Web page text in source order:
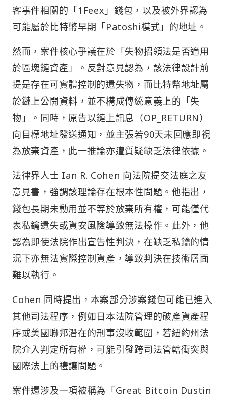
客事件相關的「1Feex」錢包，以及被外界認為
可能屬於比特幣早期「Patoshi模式」的地址。
然而，案件核心爭議在於「失物招領法是否適用
於區塊鏈資產」。反對意見認為，該法律設計前
提是存在可實體控制的遺失物，而比特幣地址屬
於鏈上公開資料，並不構成傳統意義上的「失
物」。同時，原告以鏈上訊息（OP_RETURN）
向目標地址發送通知，並主張若90天未回應即視
為放棄資產，此一推論亦遭質疑缺乏法律依據。
法律界人士 Ian R. Cohen 向法院提交法庭之友
意見書，強調該理論存在根本性問題。他指出，
錢包長期未動用並不等於放棄所有權，可能僅代
表私鑰遺失或資安風險導致無法操作。此外，他
認為即使法院作出宣告性判決，在缺乏私鑰的情
況下亦無法實際控制資產，導致判決在技術層面
難以執行。
Cohen 同時提出，本案部分涉案錢包可能已進入
其他司法程序，例如日本法院管理的破產資產程
序或美國聯邦潛在的刑事沒收範圍，若紐約州法
院介入判定所有權，可能引發跨司法管轄衝突與
國際法上的禮讓問題。
案件還涉及一項被稱為「Great Bitcoin Dustin